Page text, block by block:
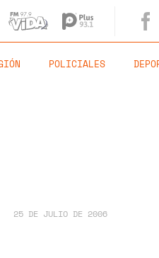
POLICIALES
25 DE JULIO DE 2006